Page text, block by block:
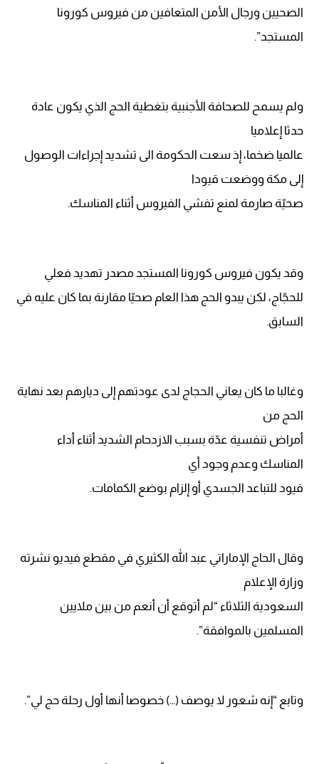
الصحيين ورجال الأمن المتعافين من فيروس كورونا
المستجد”.
ولم يسمح للصحافة الأجنبية بتغطية الحج الذي يكون عادة
حدثا إعلاميا
عالميا ضخما، إذ سعت الحكومة الى تشديد إجراءات الوصول
إلى مكة ووضعت قيودا
صحيّة صارمة لمنع تفشي الفيروس أثناء المناسك.
وقد يكون فيروس كورونا المستجد مصدر تهديد فعلي
للحجّاج، لكن يبدو الحج هذا العام صحيّا مقارنة بما كان عليه في
السابق.
وغالبا ما كان يعاني الحجاج لدى عودتهم إلى ديارهم بعد نهاية
الحج من
أمراض تنفسية عدّة بسبب الازدحام الشديد أثناء أداء
المناسك وعدم وجود أي
قيود للتباعد الجسدي أو إلزام بوضع الكمامات.
وقال الحاج الإماراتي عبد الله الكثيري في مقطع فيديو نشرته
وزارة الإعلام
السعودية الثلاثاء “لم أتوقع أن أنعم من بين ملايين
المسلمين بالموافقة”.
وتابع “إنه شعور لا يوصف (…) خصوصا أنها أول رحلة حج لي”.